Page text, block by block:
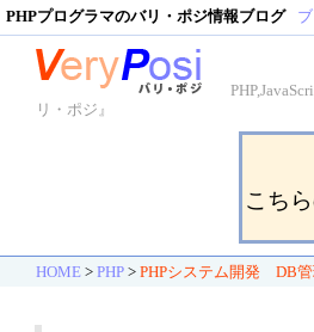
PHPプログラマのバリ・ポジ情報ブログ
リ・ポジ』
こち
HOME > PHP > PHPシステム開発 DB